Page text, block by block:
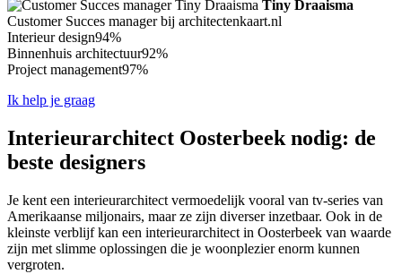
Tiny Draaisma
Customer Succes manager bij architectenkaart.nl
Interieur design94%
Binnenhuis architectuur92%
Project management97%
Ik help je graag
Interieurarchitect Oosterbeek nodig: de
beste designers
Je kent een interieurarchitect vermoedelijk vooral van tv-series van
Amerikaanse miljonairs, maar ze zijn diverser inzetbaar. Ook in de
kleinste verblijf kan een interieurarchitect in Oosterbeek van waarde
zijn met slimme oplossingen die je woonplezier enorm kunnen
vergroten.